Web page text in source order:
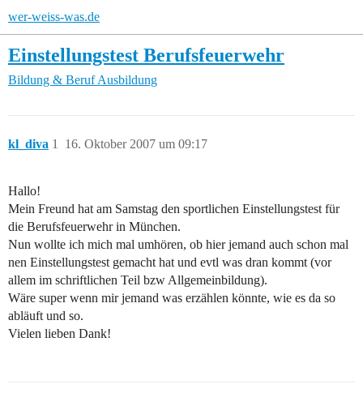
wer-weiss-was.de
Einstellungstest Berufsfeuerwehr
Bildung & Beruf Ausbildung
kl_diva 16. Oktober 2007 um 09:17
1
Hallo!
Mein Freund hat am Samstag den sportlichen Einstellungstest für
die Berufsfeuerwehr in München.
Nun wollte ich mich mal umhören, ob hier jemand auch schon mal
nen Einstellungstest gemacht hat und evtl was dran kommt (vor
allem im schriftlichen Teil bzw Allgemeinbildung).
Wäre super wenn mir jemand was erzählen könnte, wie es da so
abläuft und so.
Vielen lieben Dank!